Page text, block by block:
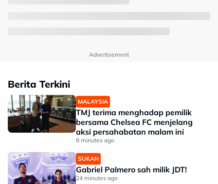
Advertisement
Berita Terkini
MALAYSIA
TMJ terima menghadap pemilik
bersama Chelsea FC menjelang
aksi persahabatan malam ini
8 minutes ago
SUKAN
Gabriel Palmero sah milik JDT!
24 minutes ago